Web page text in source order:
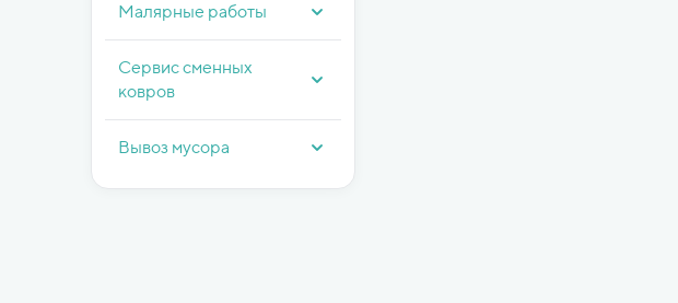
Малярные работы
Сервис сменных
ковров
Вывоз мусора